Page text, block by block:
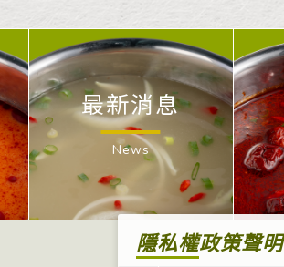
最新消息
News
隱私權政策聲明